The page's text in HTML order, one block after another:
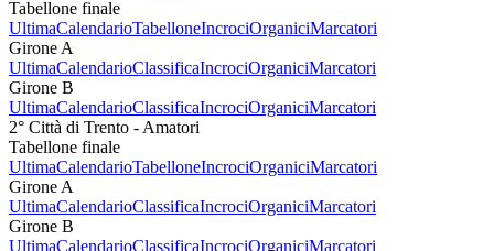
Tabellone finale
UltimaCalendarioTabelloneIncrociOrganiciMarcatori
Girone A
UltimaCalendarioClassificaIncrociOrganiciMarcatori
Girone B
UltimaCalendarioClassificaIncrociOrganiciMarcatori
2° Città di Trento - Amatori
Tabellone finale
UltimaCalendarioTabelloneIncrociOrganiciMarcatori
Girone A
UltimaCalendarioClassificaIncrociOrganiciMarcatori
Girone B
UltimaCalendarioClassificaIncrociOrganiciMarcatori